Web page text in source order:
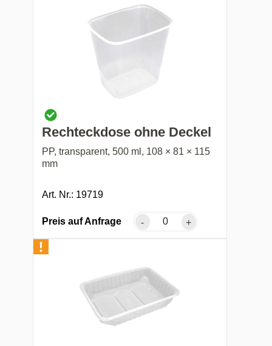
Rechteckdose ohne Deckel
PP, transparent, 500 ml, 108 × 81 × 115
mm
Art. Nr.: 19719
Preis auf Anfrage - +